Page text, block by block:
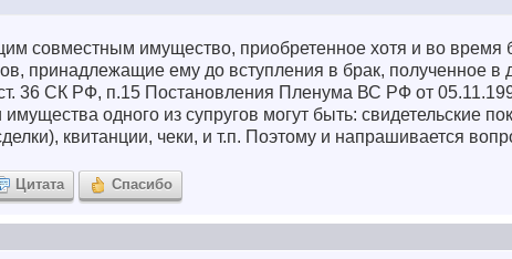
совместным имущество, приобретенное хотя и во время
принадлежащие ему до вступления в брак, полученное в
36 СК РФ, п.15 Постановления Пленума ВС РФ от
одного из супругов могут быть: свидетельские
квитанции, чеки, и т.п. Поэтому и напрашивается
Цитата Спасибо